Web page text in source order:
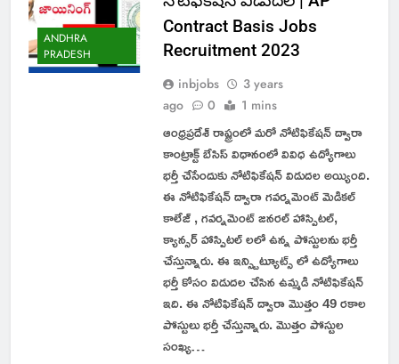
ANDHRA
PRADESH
Contract Basis Jobs
Recruitment 2023
inbjobs
3 years
ago
0 1 mins
ఆంధ్రప్రదేశ్ రాష్ట్రంలో మరో నోటిఫికేషన్ ద్వారా
కాంట్రాక్ట్ బేసిస్ విధానంలో వివిధ ఉద్యోగాలు
భర్తీ చేసేందుకు నోటిఫికేషన్ విడుదల అయ్యింది.
ఈ నోటిఫికేషన్ ద్వారా గవర్నమెంట్ మెడికల్
కాలేజ్ , గవర్నమెంట్ జనరల్ హాస్పిటల్,
క్యాన్సర్ హాస్పిటల్ లలో ఉన్న పోస్టులను భర్తీ
చేస్తున్నారు. ఈ ఇన్స్టిట్యూట్స్ లో ఉద్యోగాలు
భర్తీ కోసం విడుదల చేసిన ఉమ్మడి నోటిఫికేషన్
ఇది. ఈ నోటిఫికేషన్ ద్వారా మొత్తం 49 రకాల
పోస్టులు భర్తీ చేస్తున్నారు. మొత్తం పోస్టుల
సంఖ్య…